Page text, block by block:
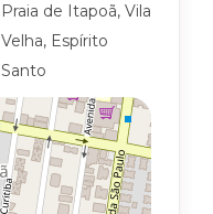
Praia de Itapoã, Vila
Velha, Espírito
Santo